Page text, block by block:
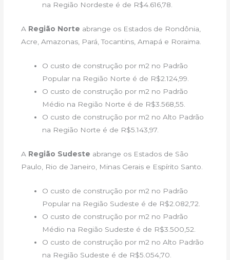
na Região Nordeste é de R$4.616,78.
A Região Norte abrange os Estados de Rondônia,
Acre, Amazonas, Pará, Tocantins, Amapá e Roraima.
O custo de construção por m2 no Padrão
Popular na Região Norte é de R$2.124,99.
O custo de construção por m2 no Padrão
Médio na Região Norte é de R$3.568,55.
O custo de construção por m2 no Alto Padrão
na Região Norte é de R$5.143,97.
A Região Sudeste abrange os Estados de São
Paulo, Rio de Janeiro, Minas Gerais e Espírito Santo.
O custo de construção por m2 no Padrão
Popular na Região Sudeste é de R$2.082,72.
O custo de construção por m2 no Padrão
Médio na Região Sudeste é de R$3.500,52.
O custo de construção por m2 no Alto Padrão
na Região Sudeste é de R$5.054,70.